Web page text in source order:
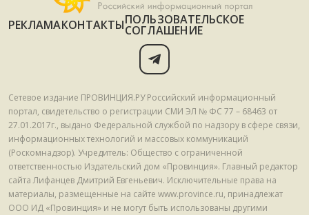
РЕКЛАМАКОНТАКТЫПОЛЬЗОВАТЕЛЬСКОЕ
СОГЛАШЕНИЕ
Сетевое издание ПРОВИНЦИЯ.РУ Российский информационный
портал, свидетельство о регистрации СМИ ЭЛ № ФС 77 – 68463 от
27.01.2017г., выдано Федеральной службой по надзору в сфере связи,
информационных технологий и массовых коммуникаций
(Роскомнадзор). Учредитель: Общество с ограниченной
ответственностью Издательский дом «Провинция». Главный редактор
сайта Лифанцев Дмитрий Евгеньевич. Исключительные права на
материалы, размещенные на сайте www.province.ru, принадлежат
ООО ИД «Провинция» и не могут быть использованы другими